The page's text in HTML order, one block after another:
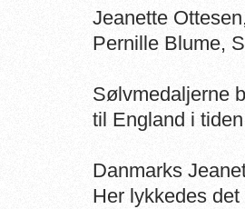
Jeanette
Pernille Blume,
Sølvmedaljerne
til England i
Danmarks
Her lykkedes